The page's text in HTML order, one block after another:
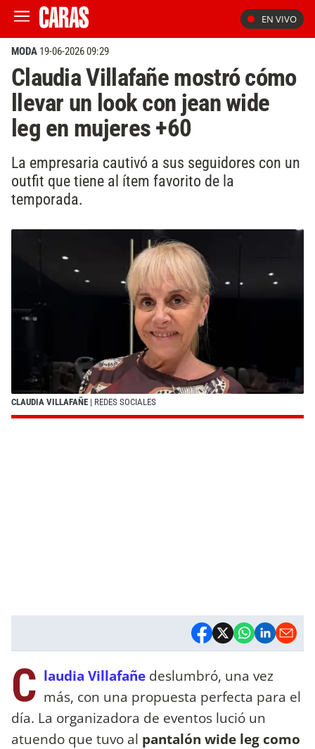
EN VIVO
MODA 19-06-2026 09:29
Claudia Villafañe mostró cómo
llevar un look con jean wide
leg en mujeres +60
La empresaria cautivó a sus seguidores con un
outfit que tiene al ítem favorito de la
temporada.
CLAUDIA VILLAFAÑE | REDES SOCIALES
C laudia Villafañe deslumbró, una vez
más, con una propuesta perfecta para el
día. La organizadora de eventos lució un
atuendo que tuvo al pantalón wide leg como